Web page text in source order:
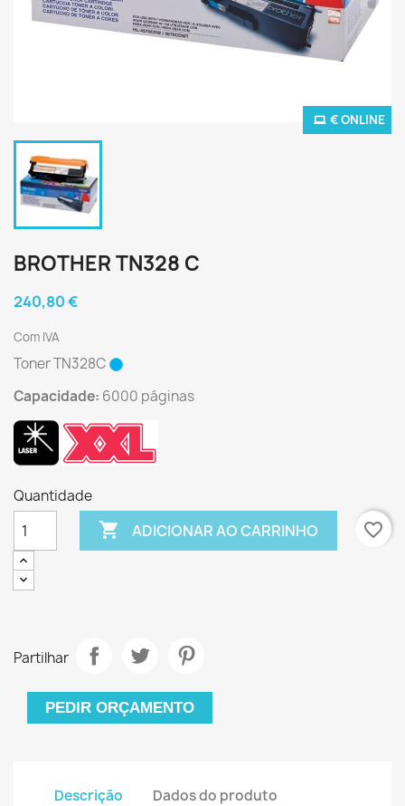
€ ONLINE
BROTHER TN328 C
240,80 €
Com IVA
Toner TN328C
Capacidade: 6000 páginas
Quantidade
 ADICIONAR AO CARRINHO favorite_border
Partilhar
PEDIR ORÇAMENTO
Descrição Dados do produto